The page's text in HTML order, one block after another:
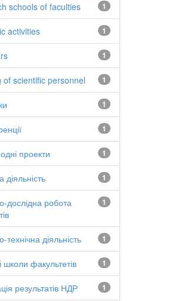
1
schools of faculties
1
activities
1
1
of scientific personnel
1
1
1
проекти
1
діяльність
1
дослідна робота
1
технічна діяльність
1
школи факультетів
1
результатів НДР